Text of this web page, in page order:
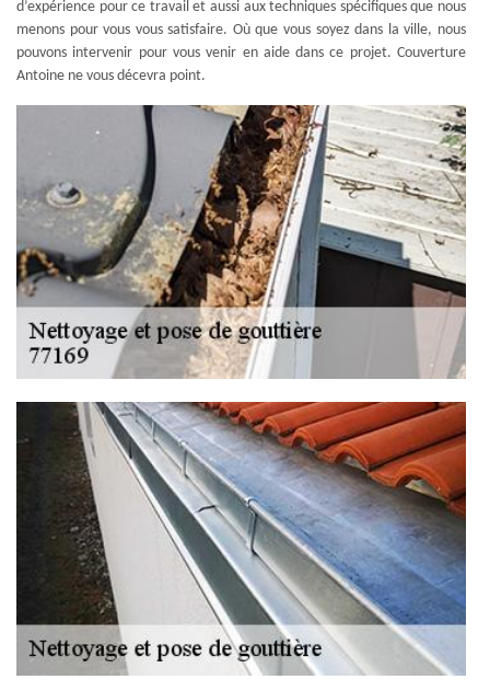
d’expérience pour ce travail et aussi aux techniques spécifiques que nous
menons pour vous vous satisfaire. Où que vous soyez dans la ville, nous
pouvons intervenir pour vous venir en aide dans ce projet. Couverture
Antoine ne vous décevra point.